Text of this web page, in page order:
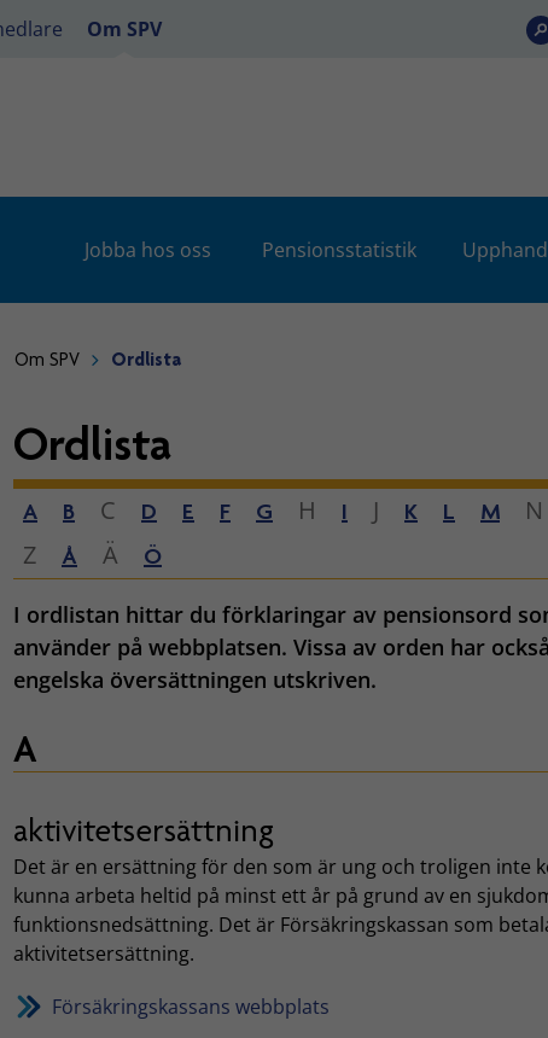
Om SPV
Jobba hos oss Pensionsstatistik
Om SPV Ordlista
Ordlista
A B C D E F G H I J K L M N
Z
Å Ä Ö
I ordlistan hittar du förklaringar av pensionsord
använder på webbplatsen. Vissa av orden har
engelska översättningen utskriven.
A
aktivitetsersättning
Det är en ersättning för den som är ung och troligen inte
kunna arbeta heltid på minst ett år på grund av en
funktionsnedsättning. Det är Försäkringskassan som
aktivitetsersättning.
Försäkringskassans webbplats